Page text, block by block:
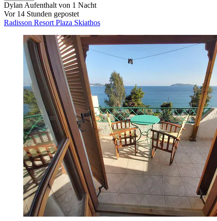
Dylan Aufenthalt von 1 Nacht
Vor 14 Stunden gepostet
Radisson Resort Plaza Skiathos